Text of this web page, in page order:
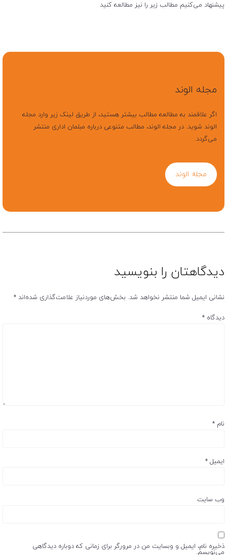
پیشنهاد می‌کنیم مطالب زیر را نیز مطالعه کنید
مجله الوند
اگر علاقمند به مطالعه مطالب بیشتر هستید، از طریق لینک زیر وارد مجله
الوند شوید. در مجله الوند، مطالب متنوعی درباره مبلمان اداری منتشر
می‌گردد.
مجله الوند
دیدگاهتان را بنویسید
نشانی ایمیل شما منتشر نخواهد شد. بخش‌های موردنیاز علامت‌گذاری شده‌اند *
دیدگاه *
نام *
ایمیل *
وب‌ سایت
ذخیره نام، ایمیل و وبسایت من در مرورگر برای زمانی که دوباره دیدگاهی
می‌نویسم.